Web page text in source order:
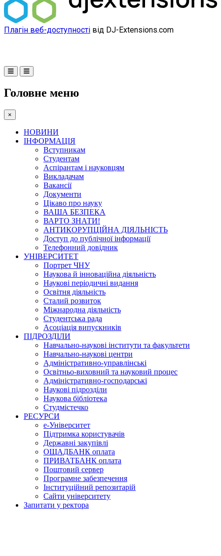
Плагін веб-доступності від DJ-Extensions.com
Головне меню
×
НОВИНИ
ІНФОРМАЦІЯ
Вступникам
Студентам
Аспірантам і науковцям
Викладачам
Вакансії
Документи
Цікаво про науку
ВАША БЕЗПЕКА
ВАРТО ЗНАТИ!
АНТИКОРУПЦІЙНА ДІЯЛЬНІСТЬ
Доступ до публічної інформації
Телефонний довідник
УНІВЕРСИТЕТ
Портрет ЧНУ
Наукова й інноваційна діяльність
Наукові періодичні видання
Освітня діяльність
Сталий розвиток
Міжнародна діяльність
Студентська рада
Асоціація випускників
ПІДРОЗДІЛИ
Навчально-наукові інститути та факультети
Навчально-наукові центри
Адміністративно-управлінські
Освітньо-виховний та науковий процес
Адміністративно-господарські
Наукові підрозділи
Наукова бібліотека
Студмістечко
РЕСУРСИ
е-Університет
Підтримка користувачів
Державні закупівлі
ОЩАДБАНК оплата
ПРИВАТБАНК оплата
Поштовий сервер
Програмне забезпечення
Інституційний репозитарій
Сайти університету
Запитати у ректора